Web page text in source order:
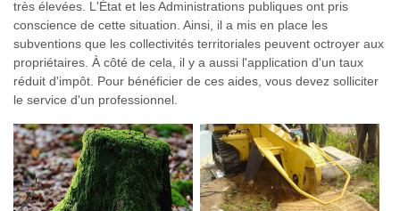
très élevées. L'État et les Administrations publiques ont pris
conscience de cette situation. Ainsi, il a mis en place les
subventions que les collectivités territoriales peuvent octroyer aux
propriétaires. À côté de cela, il y a aussi l'application d'un taux
réduit d'impôt. Pour bénéficier de ces aides, vous devez solliciter
le service d'un professionnel.